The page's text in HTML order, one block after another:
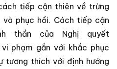
tiếp cận thiên về trừng
phục hồi. Cách tiếp cận
thần của Nghị quyết
phạm gắn với khắc phục
tương thích với định hướng